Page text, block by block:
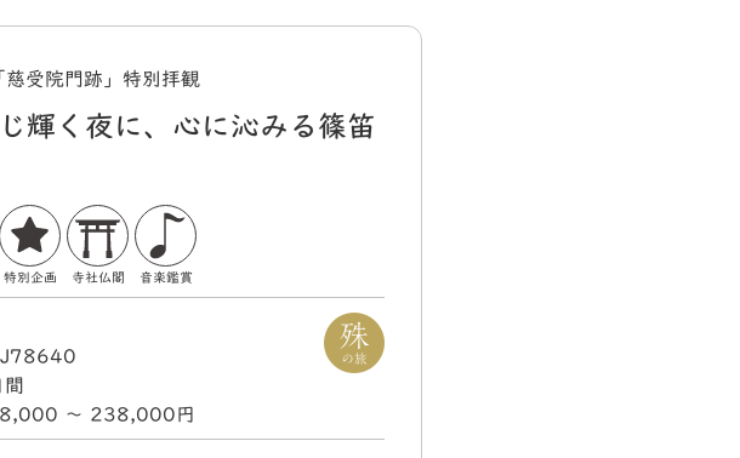
受院門跡」特別拝観
輝く夜に、心に沁みる篠笛
特別企画 寺社仏閣 音楽鑑賞
〜 238,000円